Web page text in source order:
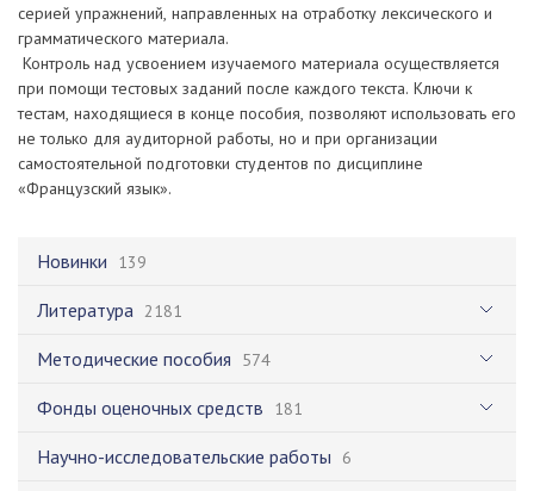
Новинки 139
Литература 2181
Методические пособия 574
Фонды оценочных средств 181
Научно-исследовательские работы 6
серией упражнений, направленных на отработку лексического и
грамматического материала.
Контроль над усвоением изучаемого материала осуществляется
при помощи тестовых заданий после каждого текста. Ключи к
тестам, находящиеся в конце пособия, позволяют использовать его
не только для аудиторной работы, но и при организации
самостоятельной подготовки студентов по дисциплине
«Французский язык».